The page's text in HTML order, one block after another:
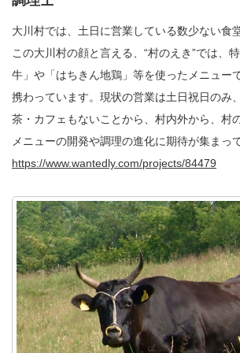
大川村では、土日に営業している数少ない食
この大川村の顔と言える、“村のえき”では、
牛」や「はちきん地鶏」等を使ったメニュー
携わっています。現状の営業は土日祝日のみ
茶・カフェもないことから、村内外から、村
メニューの開発や調理の進化に期待が集まっ
https://www.wantedly.com/projects/84479